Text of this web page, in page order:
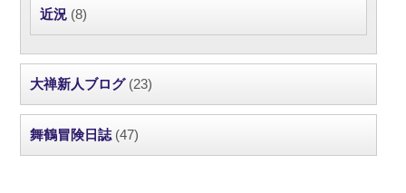
近況 (8)
大禅新人ブログ(23)
舞鶴冒険日誌 (47)